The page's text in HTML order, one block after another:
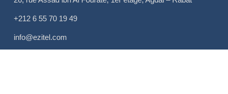
+212 6 55 70 19 49
info@ezitel.com